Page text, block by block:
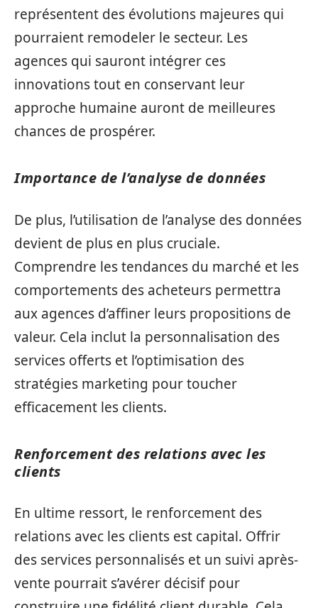
représentent des évolutions majeures qui
pourraient remodeler le secteur. Les
agences qui sauront intégrer ces
innovations tout en conservant leur
approche humaine auront de meilleures
chances de prospérer.
Importance de l’analyse de données
De plus, l’utilisation de l’analyse des données
devient de plus en plus cruciale.
Comprendre les tendances du marché et les
comportements des acheteurs permettra
aux agences d’affiner leurs propositions de
valeur. Cela inclut la personnalisation des
services offerts et l’optimisation des
stratégies marketing pour toucher
efficacement les clients.
Renforcement des relations avec les
clients
En ultime ressort, le renforcement des
relations avec les clients est capital. Offrir
des services personnalisés et un suivi après-
vente pourrait s’avérer décisif pour